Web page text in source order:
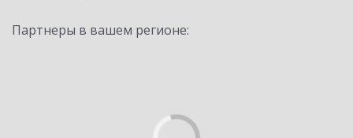
Партнеры в вашем регионе: